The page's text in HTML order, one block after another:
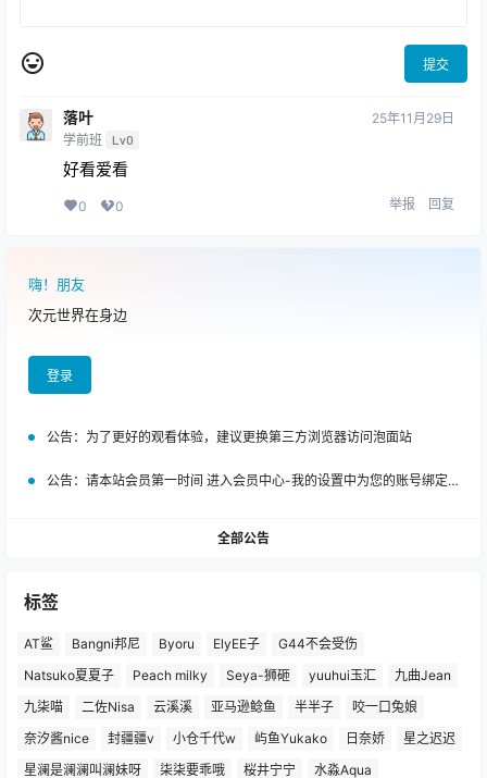
提交
落叶
学前班 Lv0
25年11月29日
好看爱看
0 0 举报 回复
嗨！朋友
次元世界在身边
登录
公告： 为了更好的观看体验，建议更换第三方浏览器访问泡面站
公告： 请本站会员第一时间 进入会员中心-我的设置中为您的账号绑定邮箱!
全部公告
标签
AT鲨 Bangni邦尼 Byoru ElyEE子
G44不会受伤
Natsuko夏夏子
Peach milky Seya-狮砸 yuuhui玉汇
九曲Jean
九柒喵
二佐Nisa 云溪溪 亚马逊鲶鱼 半半子
咬一口兔娘
奈汐酱nice
封疆疆v 小仓千代w 屿鱼Yukako 日奈娇
星之迟迟
星澜是澜澜叫澜妹呀
柒柒要乖哦 桜井宁宁 水淼Aqua